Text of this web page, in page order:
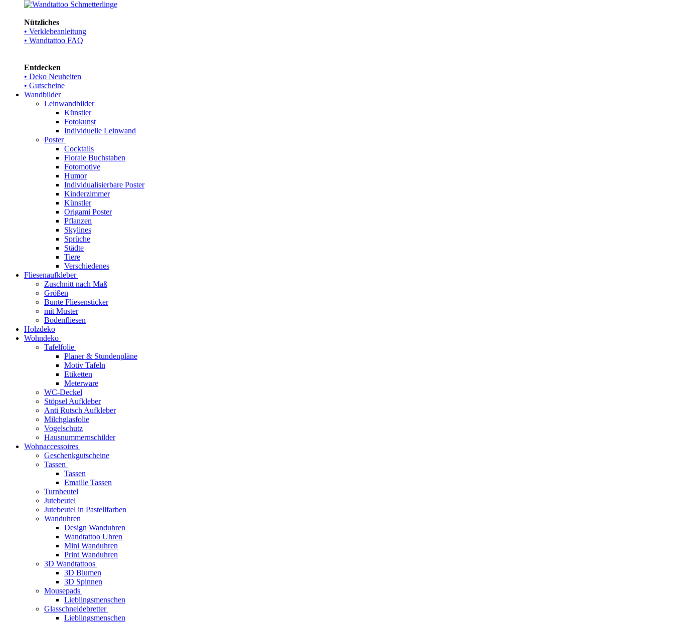
Nützliches
• Verklebeanleitung
• Wandtattoo FAQ
Entdecken
• Deko Neuheiten
• Gutscheine
Wandbilder
Leinwandbilder
Künstler
Fotokunst
Individuelle Leinwand
Poster
Cocktails
Florale Buchstaben
Fotomotive
Humor
Individualisierbare Poster
Kinderzimmer
Künstler
Origami Poster
Pflanzen
Skylines
Sprüche
Städte
Tiere
Verschiedenes
Fliesenaufkleber
Zuschnitt nach Maß
Größen
Bunte Fliesensticker
mit Muster
Bodenfliesen
Holzdeko
Wohndeko
Tafelfolie
Planer & Stundenpläne
Motiv Tafeln
Etiketten
Meterware
WC-Deckel
Stöpsel Aufkleber
Anti Rutsch Aufkleber
Milchglasfolie
Vogelschutz
Hausnummernschilder
Wohnaccessoires
Geschenkgutscheine
Tassen
Tassen
Emaille Tassen
Turnbeutel
Jutebeutel
Jutebeutel in Pastellfarben
Wanduhren
Design Wanduhren
Wandtattoo Uhren
Mini Wanduhren
Print Wanduhren
3D Wandtattoos
3D Blumen
3D Spinnen
Mousepads
Lieblingsmenschen
Glasschneidebretter
Lieblingsmenschen